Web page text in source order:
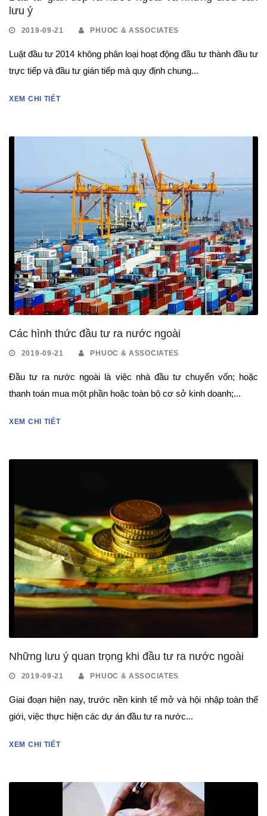
lưu ý
2019-09-21 PHUOC & ASSOCIATES
Luật đầu tư 2014 không phân loại hoạt động đầu tư thành đầu tư
trực tiếp và đầu tư gián tiếp mà quy định chung...
XEM CHI TIẾT
Các hình thức đầu tư ra nước ngoài
2019-09-21 PHUOC & ASSOCIATES
Đầu tư ra nước ngoài là việc nhà đầu tư chuyển vốn; hoặc
thanh toán mua một phần hoặc toàn bộ cơ sở kinh doanh;...
XEM CHI TIẾT
Những lưu ý quan trọng khi đầu tư ra nước ngoài
2019-09-21 PHUOC & ASSOCIATES
Giai đoạn hiện nay, trước nền kinh tế mở và hội nhập toàn thế
giới, việc thực hiện các dự án đầu tư ra nước...
XEM CHI TIẾT